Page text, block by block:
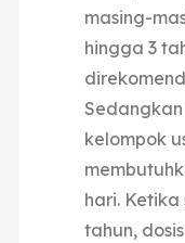
masing-
hingga 3
kelompok
hari. Ketika
tahun,